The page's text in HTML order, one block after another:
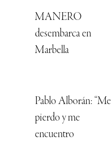
MANERO
desembarca en
Marbella
Pablo Alborán: “Me
pierdo y me
encuentro